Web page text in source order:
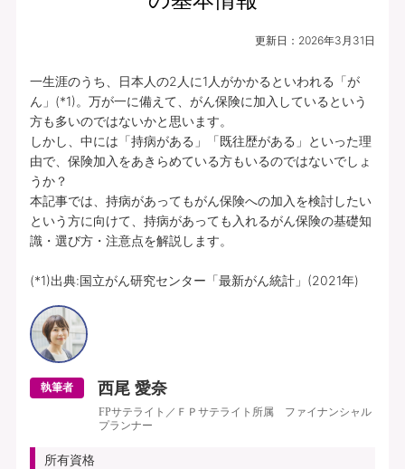
更新日： 2026年3月31日
一生涯のうち、日本人の2人に1人がかかるといわれる「が
ん」(*1)。万が一に備えて、がん保険に加入しているという
方も多いのではないかと思います。
しかし、中には「持病がある」「既往歴がある」といった理
由で、保険加入をあきらめている方もいるのではないでしょ
うか？
本記事では、持病があってもがん保険への加入を検討したい
という方に向けて、持病があっても入れるがん保険の基礎知
識・選び方・注意点を解説します。
(*1)出典:国立がん研究センター「最新がん統計」(2021年)
執筆者 西尾 愛奈
FPサテライト／ＦＰサテライト所属 ファイナンシャル
プランナー
所有資格